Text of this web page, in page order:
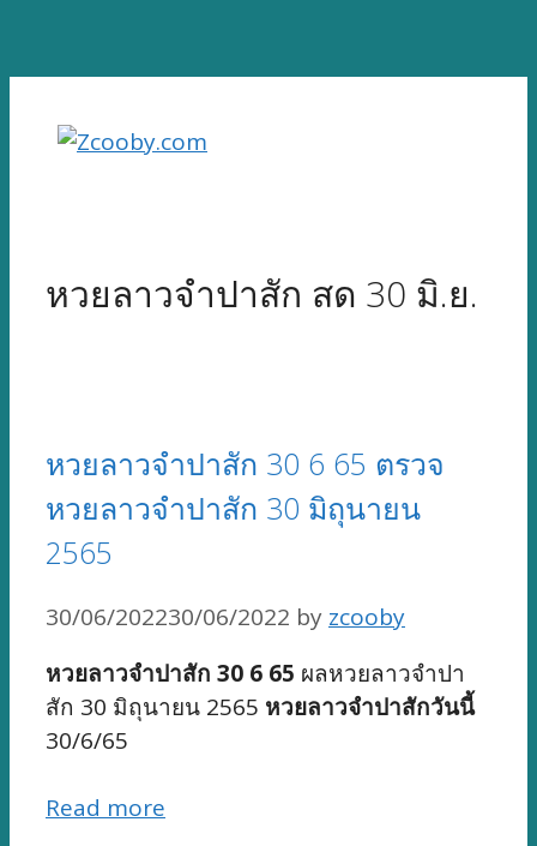
content
หวยลาวจำปาสัก สด 30 มิ.ย.
หวยลาวจำปาสัก 30 6 65 ตรวจ
หวยลาวจำปาสัก 30 มิถุนายน
2565
30/06/202230/06/2022 by zcooby
หวยลาวจำปาสัก 30 6 65 ผลหวยลาวจำปา
สัก 30 มิถุนายน 2565 หวยลาวจำปาสักวันนี้
30/6/65
Read more